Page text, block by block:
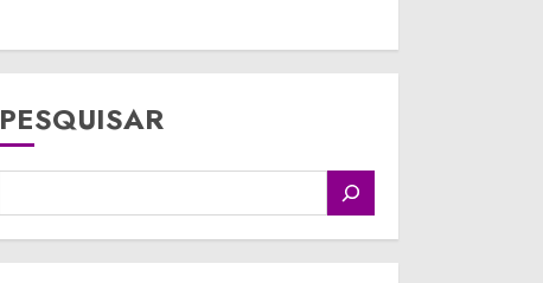
PESQUISAR